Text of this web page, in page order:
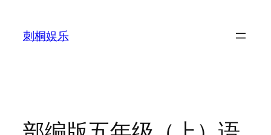
刺桐娱乐